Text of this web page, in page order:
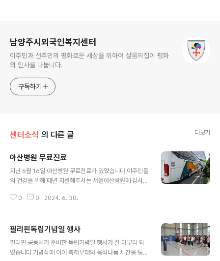
남양주시외국인복지센터
이주민과 선주민의 평화로운 세상을 위하여 샬롬의집이 평화
의 인사를 나눕니다.
구독하기
센터소식 의 다른 글 더보기
아산병원 무료진료
지난 6월 16일 아산병원 무료진료가 있었습니다.이주민들
의 건강을 위해 매년 지원해주시는 서울아산병원에 감사드
록저희도 함께하겠습니다.
0 0 2024. 6. 30.
필리핀독립기념일 행사
필리핀 공동체가 준비한 독립기념일 행사가 잘 마무리 되
었습니다.기념식에 이어 축하무대와 음식나눔 시간을 통해